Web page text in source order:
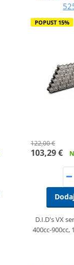
POPUST 15%
122,00 €
103,29 €
D.I.D's VX
400cc-900cc,